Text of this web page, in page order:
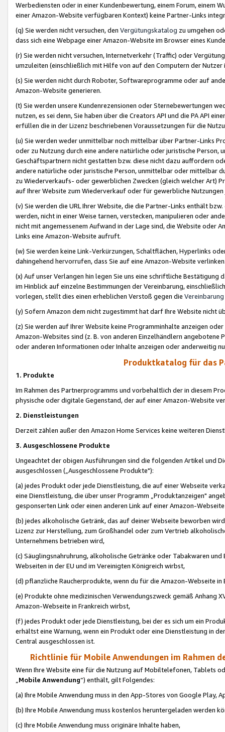
Werbediensten oder in einer Kundenbewertung, einem Forum, einem
einer Amazon-Website verfügbaren Kontext) keine Partner-Links
(q) Sie werden nicht versuchen, den Vergütungskatalog zu umgehen
dass sich eine Webpage einer Amazon-Website im Browser eines
(r) Sie werden nicht versuchen, Internetverkehr (Traffic) oder
umzuleiten (einschließlich mit Hilfe von auf den Computern der
(s) Sie werden nicht durch Roboter, Softwareprogramme oder auf
Amazon-Website generieren.
(t) Sie werden unsere Kundenrezensionen oder Sternebewertungen
nutzen, es sei denn, Sie haben über die Creators API und die PA API
erfüllen die in der Lizenz beschriebenen Voraussetzungen für die
(u) Sie werden weder unmittelbar noch mittelbar über Partner-Links
oder zu Nutzung durch eine andere natürliche oder juristische
Geschäftspartnern nicht gestatten bzw. diese nicht dazu auffordern
andere natürliche oder juristische Person, unmittelbar oder mittelbar
zu Wiederverkaufs- oder gewerblichen Zwecken (gleich welcher Art)
auf Ihrer Website zum Wiederverkauf oder für gewerbliche
(v) Sie werden die URL Ihrer Website, die die Partner-Links enthält
werden, nicht in einer Weise tarnen, verstecken, manipulieren oder
nicht mit angemessenem Aufwand in der Lage sind, die Website oder
Links eine Amazon-Website aufruft.
(w) Sie werden keine Link-Verkürzungen, Schaltflächen, Hyperlinks
dahingehend hervorrufen, dass Sie auf eine Amazon-Website
(x) Auf unser Verlangen hin legen Sie uns eine schriftliche
im Hinblick auf einzelne Bestimmungen der Vereinbarung,
vorlegen, stellt dies einen erheblichen Verstoß gegen die Vereinbarung
(y) Sofern Amazon dem nicht zugestimmt hat darf Ihre Website nicht
(z) Sie werden auf Ihrer Website keine Programminhalte anzeigen
Amazon-Websites sind (z. B. von anderen Einzelhändlern
oder anderen Informationen oder Inhalte anzeigen oder anderweitig
Produktkatalog für das
1. Produkte
Im Rahmen des Partnerprogramms und vorbehaltlich der in diesem
physische oder digitale Gegenstand, der auf einer Amazon-Website
2. Dienstleistungen
Derzeit zählen außer den Amazon Home Services keine weiteren
3. Ausgeschlossene Produkte
Ungeachtet der obigen Ausführungen sind die folgenden Artikel und
ausgeschlossen („Ausgeschlossene Produkte"):
(a) jedes Produkt oder jede Dienstleistung, die auf einer Webseite
eine Dienstleistung, die über unser Programm „Produktanzeigen"
gesponserten Link oder einen anderen Link auf einer Amazon-
(b) jedes alkoholische Getränk, das auf deiner Webseite beworben
Lizenz zur Herstellung, zum Großhandel oder zum Vertrieb
Unternehmens betrieben wird,
(c) Säuglingsnahruhrung, alkoholische Getränke oder Tabakwaren
Webseiten in der EU und im Vereinigten Königreich wirbst,
(d) pflanzliche Raucherprodukte, wenn du für die Amazon-Webseite in
(e) Produkte ohne medizinischen Verwendungszweck gemäß Anhang
Amazon-Webseite in Frankreich wirbst,
(f) jedes Produkt oder jede Dienstleistung, bei der es sich um ein
erhältst eine Warnung, wenn ein Produkt oder eine Dienstleistung in
Central ausgeschlossen ist.
Richtlinie für Mobile Anwendungen im Rahmen
Wenn Ihre Website eine für die Nutzung auf Mobiltelefonen, Tablets
„Mobile Anwendung“) enthält, gilt Folgendes:
(a) Ihre Mobile Anwendung muss in den App-Stores von Google Play,
(b) Ihre Mobile Anwendung muss kostenlos heruntergeladen werden
(c) Ihre Mobile Anwendung muss originäre Inhalte haben,